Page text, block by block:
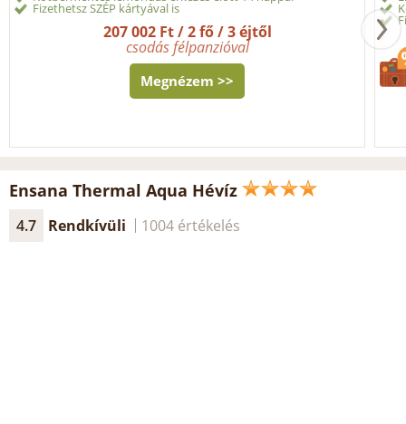
Fizethetsz SZÉP kártyával is
207 002 Ft / 2 fő / 3 éjtől
csodás félpanzióval
Megnézem >>
Ensana Thermal Aqua Hévíz
4.7 Rendkívüli 1004 értékelés